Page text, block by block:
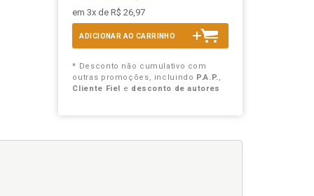
em 3x de R$ 26,97
ADICIONAR AO CARRINHO
* Desconto não cumulativo com
outras promoções, incluindo P.A.P.,
Cliente Fiel
e desconto de autores